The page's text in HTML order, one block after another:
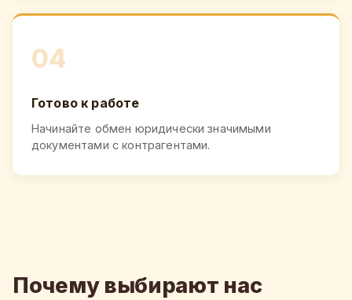
04
Готово к работе
Начинайте обмен юридически значимыми
документами с контрагентами.
Почему выбирают нас